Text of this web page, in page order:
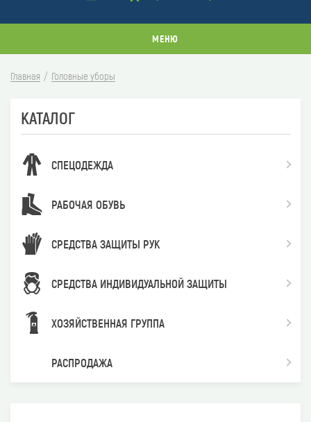
МЕНЮ
Главная Головные уборы
КАТАЛОГ
СПЕЦОДЕЖДА
РАБОЧАЯ ОБУВЬ
СРЕДСТВА ЗАЩИТЫ РУК
СРЕДСТВА ИНДИВИДУАЛЬНОЙ ЗАЩИТЫ
ХОЗЯЙСТВЕННАЯ ГРУППА
РАСПРОДАЖА